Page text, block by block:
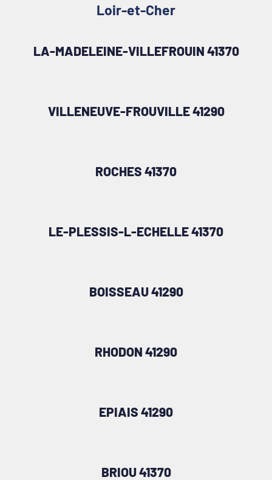
Loir-et-Cher
LA-MADELEINE-VILLEFROUIN 41370
VILLENEUVE-FROUVILLE 41290
ROCHES 41370
LE-PLESSIS-L-ECHELLE 41370
BOISSEAU 41290
RHODON 41290
EPIAIS 41290
BRIOU 41370